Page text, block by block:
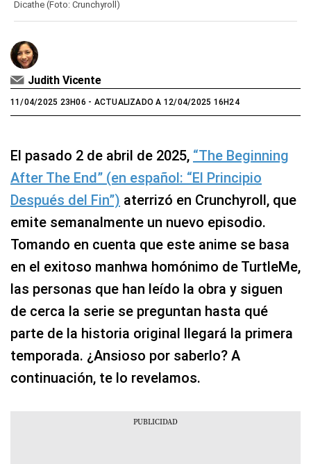
Dicathe (Foto: Crunchyroll)
Judith Vicente
11/04/2025 23H06 - ACTUALIZADO A 12/04/2025 16H24
El pasado 2 de abril de 2025, “The Beginning
After The End” (en español: “El Principio
Después del Fin”) aterrizó en Crunchyroll, que
emite semanalmente un nuevo episodio.
Tomando en cuenta que este anime se basa
en el exitoso manhwa homónimo de TurtleMe,
las personas que han leído la obra y siguen
de cerca la serie se preguntan hasta qué
parte de la historia original llegará la primera
temporada. ¿Ansioso por saberlo? A
continuación, te lo revelamos.